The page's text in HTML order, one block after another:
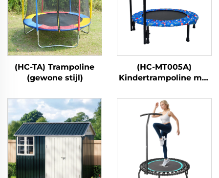
(HC-TA) Trampoline
(gewone stijl)
(HC-MT005A)
Kindertrampoline met